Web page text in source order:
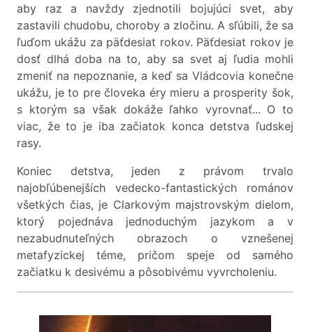
aby raz a navždy zjednotili bojujúci svet, aby
zastavili chudobu, choroby a zločinu. A sľúbili, že sa
ľuďom ukážu za päťdesiat rokov. Päťdesiat rokov je
dosť dlhá doba na to, aby sa svet aj ľudia mohli
zmeniť na nepoznanie, a keď sa Vládcovia konečne
ukážu, je to pre človeka éry mieru a prosperity šok,
s ktorým sa však dokáže ľahko vyrovnať... O to
viac, že to je iba začiatok konca detstva ľudskej
rasy.
Koniec detstva, jeden z právom trvalo
najobľúbenejších vedecko-fantastických románov
všetkých čias, je Clarkovým majstrovským dielom,
ktorý pojednáva jednoduchým jazykom a v
nezabudnuteľných obrazoch o vznešenej
metafyzickej téme, pričom speje od samého
začiatku k desivému a pôsobivému vyvrcholeniu.